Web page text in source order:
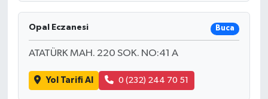
Opal Eczanesi Buca
ATATÜRK MAH. 220 SOK. NO:41 A
Yol Tarifi Al 0 (232) 244 70 51